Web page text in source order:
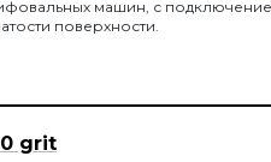
машин, с
поверхности.
grit